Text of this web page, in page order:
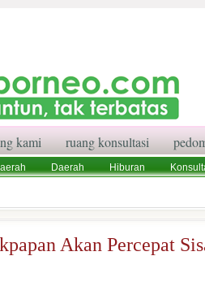
kami ruang konsultasi
Daerah Hiburan
Akan Percepat